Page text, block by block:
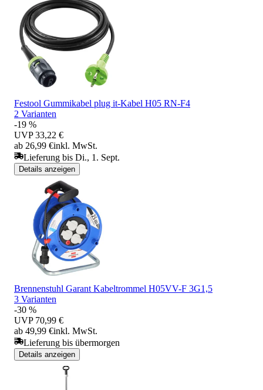
Festool Gummikabel plug it-Kabel H05 RN-F4
2 Varianten
-19 %
UVP 33,22 €
ab 26,99 €inkl. MwSt.
Lieferung bis Di., 1. Sept.
Details anzeigen
Brennenstuhl Garant Kabeltrommel H05VV-F 3G1,5
3 Varianten
-30 %
UVP 70,99 €
ab 49,99 €inkl. MwSt.
Lieferung bis übermorgen
Details anzeigen